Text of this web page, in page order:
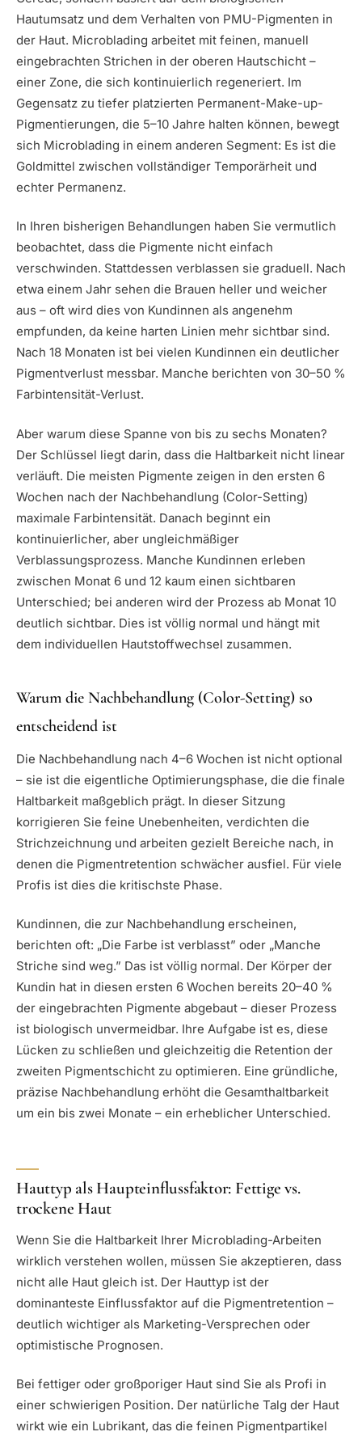
Hautumsatz und dem Verhalten von PMU-Pigmenten in
der Haut. Microblading arbeitet mit feinen, manuell
eingebrachten Strichen in der oberen Hautschicht –
einer Zone, die sich kontinuierlich regeneriert. Im
Gegensatz zu tiefer platzierten Permanent-Make-up-
Pigmentierungen, die 5–10 Jahre halten können, bewegt
sich Microblading in einem anderen Segment: Es ist die
Goldmittel zwischen vollständiger Temporärheit und
echter Permanenz.
In Ihren bisherigen Behandlungen haben Sie vermutlich
beobachtet, dass die Pigmente nicht einfach
verschwinden. Stattdessen verblassen sie graduell. Nach
etwa einem Jahr sehen die Brauen heller und weicher
aus – oft wird dies von Kundinnen als angenehm
empfunden, da keine harten Linien mehr sichtbar sind.
Nach 18 Monaten ist bei vielen Kundinnen ein deutlicher
Pigmentverlust messbar. Manche berichten von 30–50 %
Farbintensität-Verlust.
Aber warum diese Spanne von bis zu sechs Monaten?
Der Schlüssel liegt darin, dass die Haltbarkeit nicht linear
verläuft. Die meisten Pigmente zeigen in den ersten 6
Wochen nach der Nachbehandlung (Color-Setting)
maximale Farbintensität. Danach beginnt ein
kontinuierlicher, aber ungleichmäßiger
Verblassungsprozess. Manche Kundinnen erleben
zwischen Monat 6 und 12 kaum einen sichtbaren
Unterschied; bei anderen wird der Prozess ab Monat 10
deutlich sichtbar. Dies ist völlig normal und hängt mit
dem individuellen Hautstoffwechsel zusammen.
Warum die Nachbehandlung (Color-Setting) so
entscheidend ist
Die Nachbehandlung nach 4–6 Wochen ist nicht optional
– sie ist die eigentliche Optimierungsphase, die die finale
Haltbarkeit maßgeblich prägt. In dieser Sitzung
korrigieren Sie feine Unebenheiten, verdichten die
Strichzeichnung und arbeiten gezielt Bereiche nach, in
denen die Pigmentretention schwächer ausfiel. Für viele
Profis ist dies die kritischste Phase.
Kundinnen, die zur Nachbehandlung erscheinen,
berichten oft: „Die Farbe ist verblasst” oder „Manche
Striche sind weg.” Das ist völlig normal. Der Körper der
Kundin hat in diesen ersten 6 Wochen bereits 20–40 %
der eingebrachten Pigmente abgebaut – dieser Prozess
ist biologisch unvermeidbar. Ihre Aufgabe ist es, diese
Lücken zu schließen und gleichzeitig die Retention der
zweiten Pigmentschicht zu optimieren. Eine gründliche,
präzise Nachbehandlung erhöht die Gesamthaltbarkeit
um ein bis zwei Monate – ein erheblicher Unterschied.
Hauttyp als Haupteinflussfaktor: Fettige vs.
trockene Haut
Wenn Sie die Haltbarkeit Ihrer Microblading-Arbeiten
wirklich verstehen wollen, müssen Sie akzeptieren, dass
nicht alle Haut gleich ist. Der Hauttyp ist der
dominanteste Einflussfaktor auf die Pigmentretention –
deutlich wichtiger als Marketing-Versprechen oder
optimistische Prognosen.
Bei fettiger oder großporiger Haut sind Sie als Profi in
einer schwierigen Position. Der natürliche Talg der Haut
wirkt wie ein Lubrikant, das die feinen Pigmentpartikel